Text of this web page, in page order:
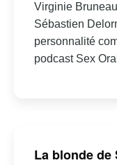
Virginie
Sébastien
personnalité
podcast Sex
La blonde de